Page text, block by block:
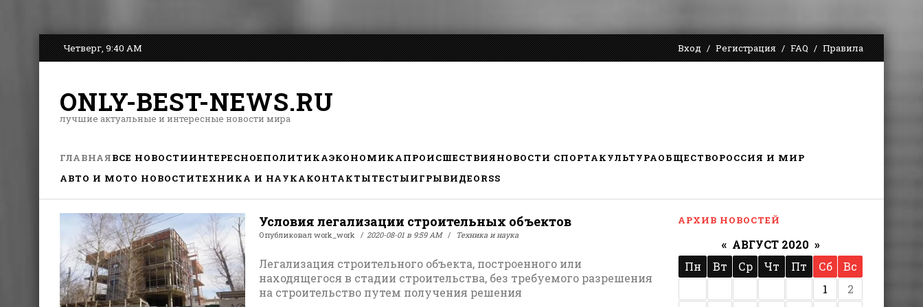
Четверг, 9:40 AM Вход Регистрация FAQ Правила
ONLY-BEST-NEWS.RU
лучшие актуальные и интересные новости мира
ГЛАВНАЯВСЕ НОВОСТИИНТЕРЕСНОЕПОЛИТИКАЭКОНОМИКАПРОИСШЕСТВИЯНОВОСТИ СПОРТАКУЛЬТУРАОБЩЕСТВОРОССИЯ И МИР
АВТО И МОТО НОВОСТИТЕХНИКА И НАУКАКОНТАКТЫТЕСТЫИГРЫВИДЕОRSS
Условия легализации строительных объектов
Опубликовал work_work 2020-08-01 в 9:59 AM Техника и наука
Легализация строительного объекта, построенного или
находящегося в стадии строительства, без требуемого разрешения
на строительство путем получения решения
АРХИВ НОВОСТЕЙ
« АВГУСТ 2020 »
Пн
Вт Ср Чт Пт Сб
Вс
1
2